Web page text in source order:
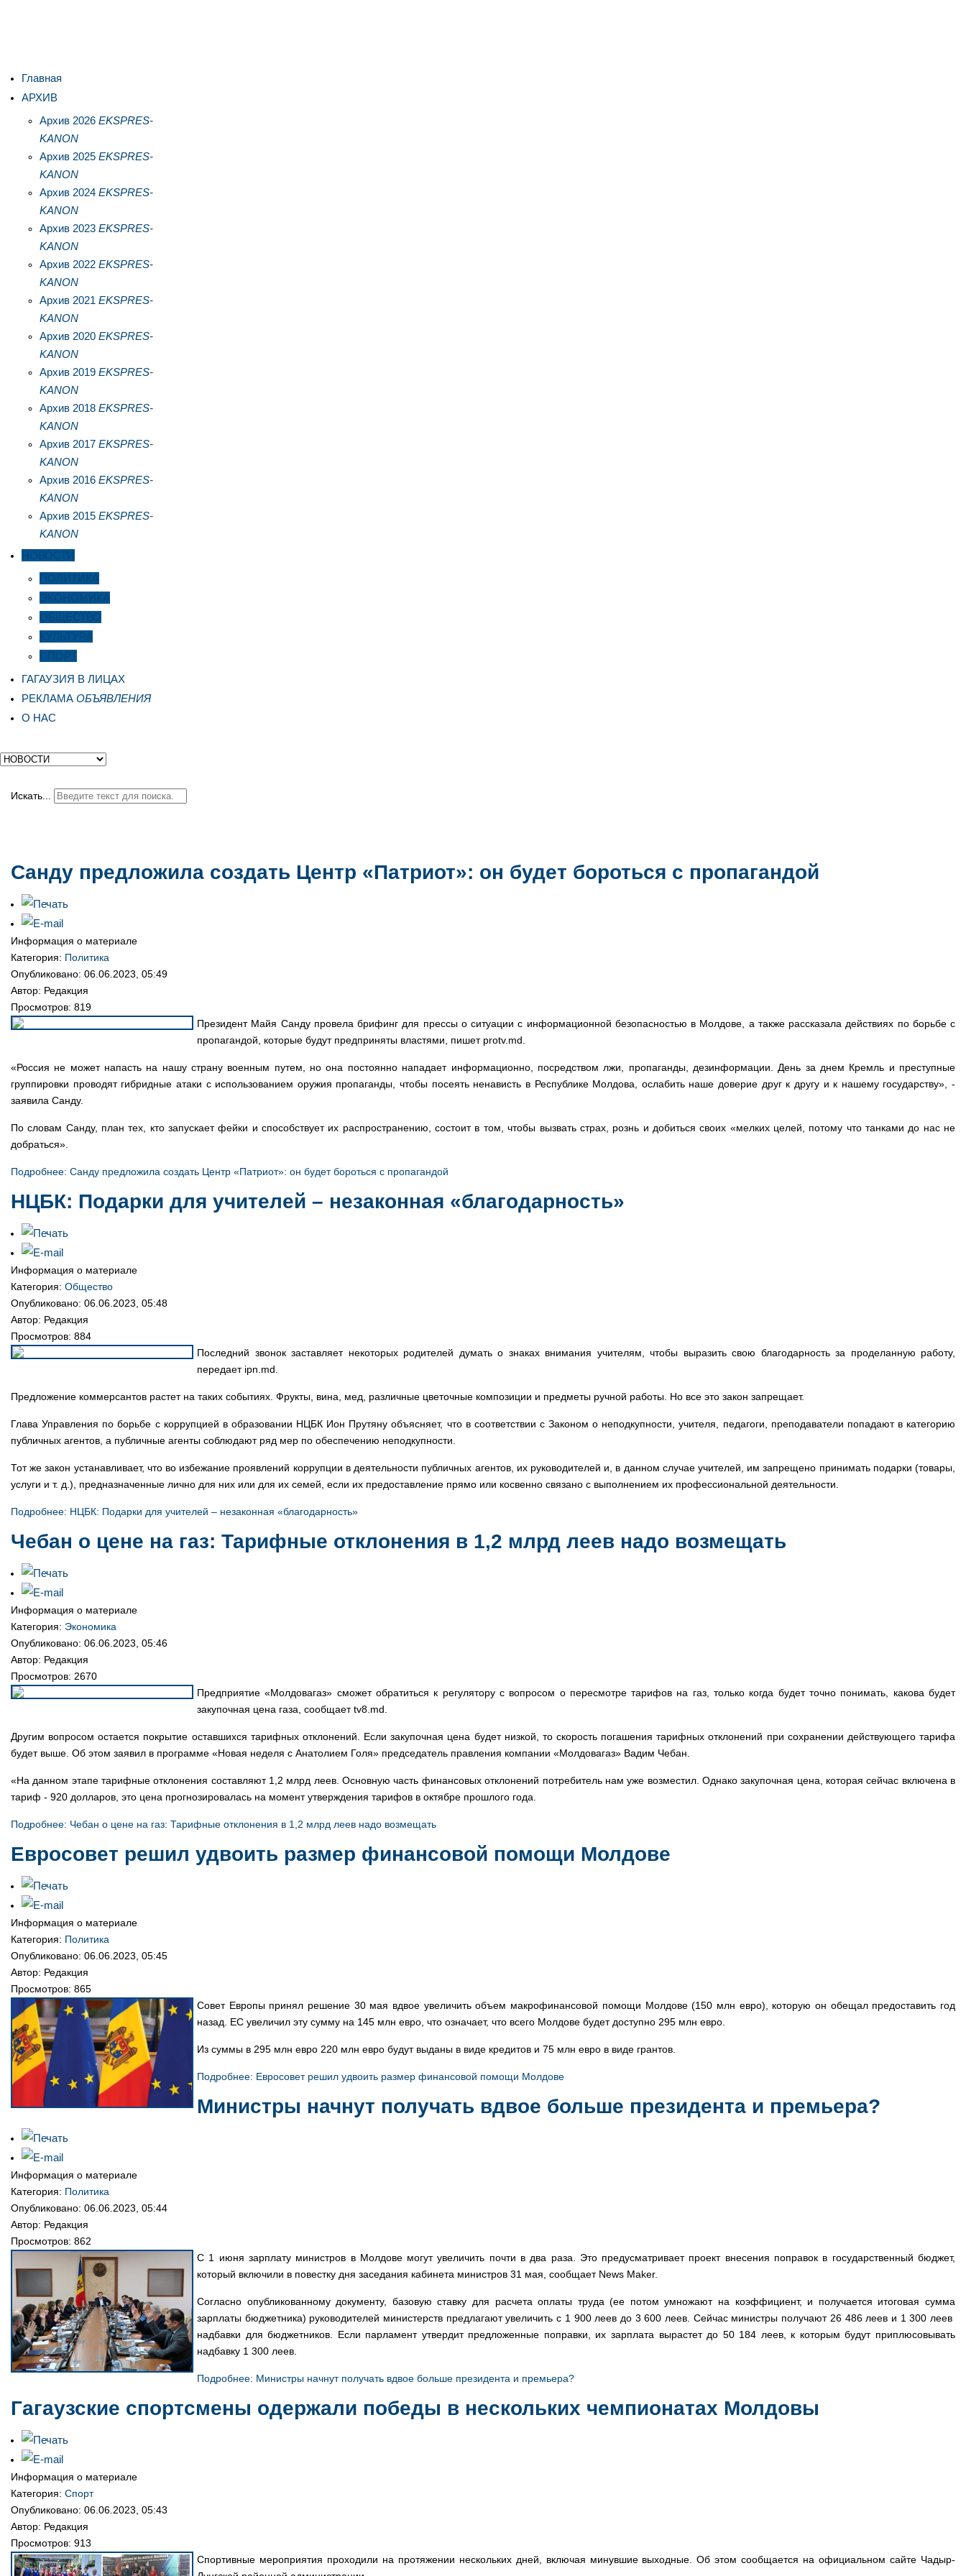
Главная
АРХИВ
Архив 2026 EKSPRES-
KANON
Архив 2025 EKSPRES-
KANON
Архив 2024 EKSPRES-
KANON
Архив 2023 EKSPRES-
KANON
Архив 2022 EKSPRES-
KANON
Архив 2021 EKSPRES-
KANON
Архив 2020 EKSPRES-
KANON
Архив 2019 EKSPRES-
KANON
Архив 2018 EKSPRES-
KANON
Архив 2017 EKSPRES-
KANON
Архив 2016 EKSPRES-
KANON
Архив 2015 EKSPRES-
KANON
НОВОСТИ
ПОЛИТИКА
ЭКОНОМИКА
ОБЩЕСТВО
КУЛЬТУРА
СПОРТ
ГАГАУЗИЯ В ЛИЦАХ
РЕКЛАМА ОБЪЯВЛЕНИЯ
О НАС
Искать...
Санду предложила создать Центр «Патриот»: он будет бороться с пропагандой
Информация о материале
Категория: Политика
Опубликовано: 06.06.2023, 05:49
Автор: Редакция
Просмотров: 819
Президент Майя Санду провела брифинг для прессы о ситуации с информационной безопасностью в Молдове, а также рассказала действиях по борьбе с
пропагандой, которые будут предприняты властями, пишет protv.md.
«Россия не может напасть на нашу страну военным путем, но она постоянно нападает информационно, посредством лжи, пропаганды, дезинформации. День за днем Кремль и преступные
группировки проводят гибридные атаки с использованием оружия пропаганды, чтобы посеять ненависть в Республике Молдова, ослабить наше доверие друг к другу и к нашему государству», -
заявила Санду.
По словам Санду, план тех, кто запускает фейки и способствует их распространению, состоит в том, чтобы вызвать страх, рознь и добиться своих «мелких целей, потому что танками до нас не
добраться».
Подробнее: Санду предложила создать Центр «Патриот»: он будет бороться с пропагандой
НЦБК: Подарки для учителей – незаконная «благодарность»
Информация о материале
Категория: Общество
Опубликовано: 06.06.2023, 05:48
Автор: Редакция
Просмотров: 884
Последний звонок заставляет некоторых родителей думать о знаках внимания учителям, чтобы выразить свою благодарность за проделанную работу,
передает ipn.md.
Предложение коммерсантов растет на таких событиях. Фрукты, вина, мед, различные цветочные композиции и предметы ручной работы. Но все это закон запрещает.
Глава Управления по борьбе с коррупцией в образовании НЦБК Ион Прутяну объясняет, что в соответствии с Законом о неподкупности, учителя, педагоги, преподаватели попадают в категорию
публичных агентов, а публичные агенты соблюдают ряд мер по обеспечению неподкупности.
Тот же закон устанавливает, что во избежание проявлений коррупции в деятельности публичных агентов, их руководителей и, в данном случае учителей, им запрещено принимать подарки (товары,
услуги и т. д.), предназначенные лично для них или для их семей, если их предоставление прямо или косвенно связано с выполнением их профессиональной деятельности.
Подробнее: НЦБК: Подарки для учителей – незаконная «благодарность»
Чебан о цене на газ: Тарифные отклонения в 1,2 млрд леев надо возмещать
Информация о материале
Категория: Экономика
Опубликовано: 06.06.2023, 05:46
Автор: Редакция
Просмотров: 2670
Предприятие «Молдовагаз» сможет обратиться к регулятору с вопросом о пересмотре тарифов на газ, только когда будет точно понимать, какова будет
закупочная цена газа, сообщает tv8.md.
Другим вопросом остается покрытие оставшихся тарифных отклонений. Если закупочная цена будет низкой, то скорость погашения тарифных отклонений при сохранении действующего тарифа
будет выше. Об этом заявил в программе «Новая неделя с Анатолием Голя» председатель правления компании «Молдовагаз» Вадим Чебан.
«На данном этапе тарифные отклонения составляют 1,2 млрд леев. Основную часть финансовых отклонений потребитель нам уже возместил. Однако закупочная цена, которая сейчас включена в
тариф - 920 долларов, это цена прогнозировалась на момент утверждения тарифов в октябре прошлого года.
Подробнее: Чебан о цене на газ: Тарифные отклонения в 1,2 млрд леев надо возмещать
Евросовет решил удвоить размер финансовой помощи Молдове
Информация о материале
Категория: Политика
Опубликовано: 06.06.2023, 05:45
Автор: Редакция
Просмотров: 865
Совет Европы принял решение 30 мая вдвое увеличить объем макрофинансовой помощи Молдове (150 млн евро), которую он обещал предоставить год
назад. ЕС увеличил эту сумму на 145 млн евро, что означает, что всего Молдове будет доступно 295 млн евро.
Из суммы в 295 млн евро 220 млн евро будут выданы в виде кредитов и 75 млн евро в виде грантов.
Подробнее: Евросовет решил удвоить размер финансовой помощи Молдове
Министры начнут получать вдвое больше президента и премьера?
Информация о материале
Категория: Политика
Опубликовано: 06.06.2023, 05:44
Автор: Редакция
Просмотров: 862
С 1 июня зарплату министров в Молдове могут увеличить почти в два раза. Это предусматривает проект внесения поправок в государственный бюджет,
который включили в повестку дня заседания кабинета министров 31 мая, сообщает News Maker.
Согласно опубликованному документу, базовую ставку для расчета оплаты труда (ее потом умножают на коэффициент, и получается итоговая сумма
зарплаты бюджетника) руководителей министерств предлагают увеличить с 1 900 леев до 3 600 леев. Сейчас министры получают 26 486 леев и 1 300 леев
надбавки для бюджетников. Если парламент утвердит предложенные поправки, их зарплата вырастет до 50 184 леев, к которым будут приплюсовывать
надбавку 1 300 леев.
Подробнее: Министры начнут получать вдвое больше президента и премьера?
Гагаузские спортсмены одержали победы в нескольких чемпионатах Молдовы
Информация о материале
Категория: Спорт
Опубликовано: 06.06.2023, 05:43
Автор: Редакция
Просмотров: 913
Спортивные мероприятия проходили на протяжении нескольких дней, включая минувшие выходные. Об этом сообщается на официальном сайте Чадыр-